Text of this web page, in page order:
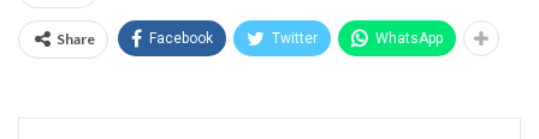
Share Facebook Twitter WhatsApp